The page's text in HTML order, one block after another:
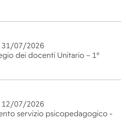
31/07/2026
dei docenti Unitario – 1°
12/07/2026
servizio psicopedagogico -